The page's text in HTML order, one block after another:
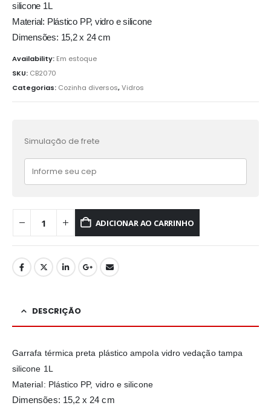
silicone 1L
Material: Plástico PP, vidro e silicone
Dimensões: 15,2 x 24 cm
Availability: Em estoque
SKU: CB2070
Categorias: Cozinha diversos,Vidros
Simulação de frete
ADICIONAR AO CARRINHO
DESCRIÇÃO
Garrafa térmica preta plástico ampola vidro vedação tampa
silicone 1L
Material: Plástico PP, vidro e silicone
Dimensões: 15,2 x 24 cm